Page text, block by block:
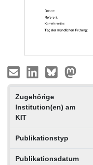
Zugehörige
Institution(en) am
KIT
Publikationstyp
Publikationsdatum